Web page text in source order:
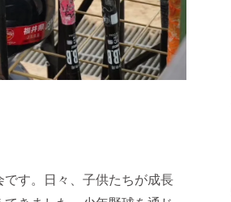
す。日々、子供たちが成長